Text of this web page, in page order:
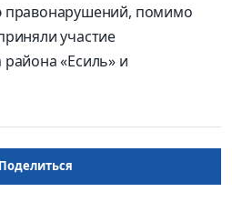
правонарушений, помимо
участие
«Есиль» и